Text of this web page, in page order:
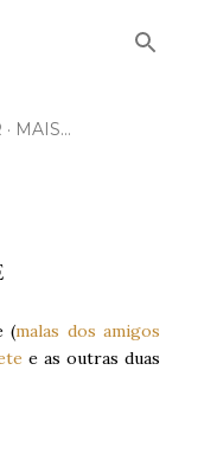
MAIS…
(malas dos amigos
e as outras duas